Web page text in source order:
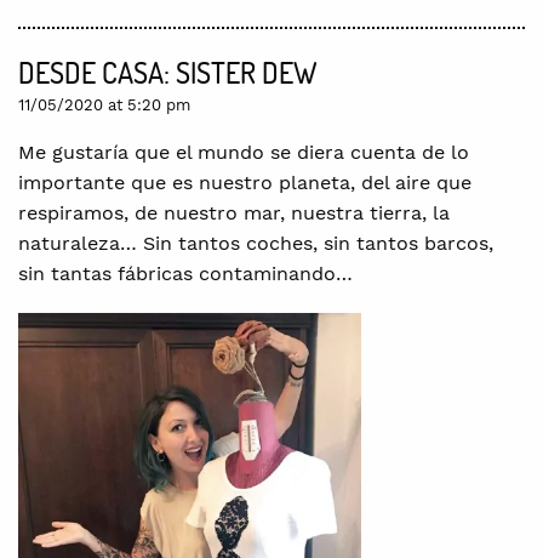
DESDE CASA: SISTER DEW
11/05/2020 at 5:20 pm
Me gustaría que el mundo se diera cuenta de lo
importante que es nuestro planeta, del aire que
respiramos, de nuestro mar, nuestra tierra, la
naturaleza… Sin tantos coches, sin tantos barcos,
sin tantas fábricas contaminando…